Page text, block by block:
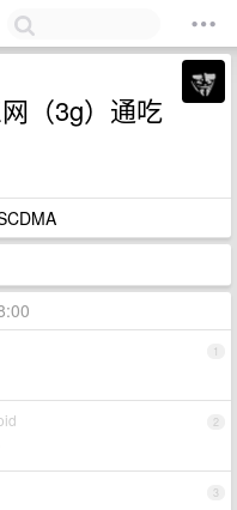
（3g）通吃
1
2
3